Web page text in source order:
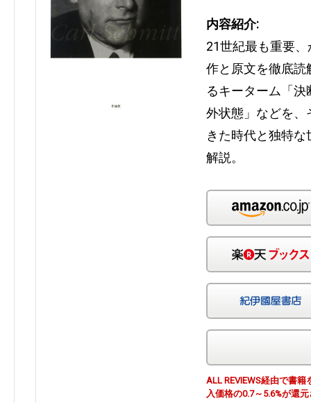
内容紹介:
21世紀最も重要
作と原文を徹底読
るキーターム「
外状態」などを、
きた時代と独特
解説。
ALL REVIEWS経由で書
入価格の0.7～5.6%が還